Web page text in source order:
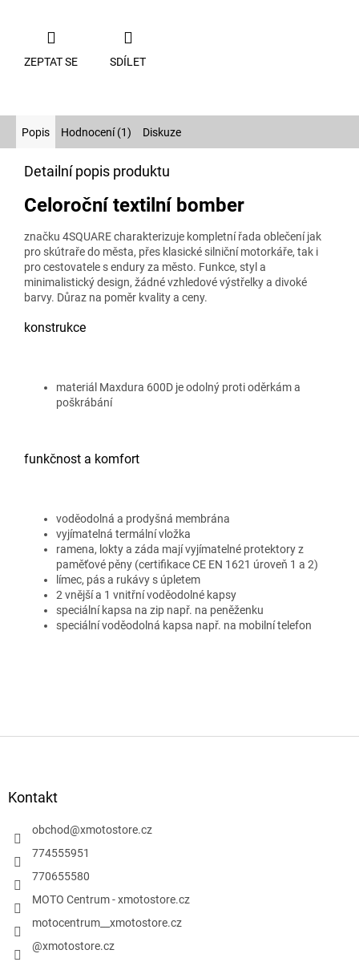
ZEPTAT SE SDÍLET
Popis Hodnocení (1) Diskuze
Detailní popis produktu
Celoroční textilní bomber
značku 4SQUARE charakterizuje kompletní řada oblečení jak
pro skútraře do města, přes klasické silniční motorkáře, tak i
pro cestovatele s endury za město. Funkce, styl a
minimalistický design, žádné vzhledové výstřelky a divoké
barvy. Důraz na poměr kvality a ceny.
konstrukce
materiál Maxdura 600D je odolný proti oděrkám a
poškrábání
funkčnost a komfort
voděodolná a prodyšná membrána
vyjímatelná termální vložka
ramena, lokty a záda mají vyjímatelné protektory z
paměťové pěny (certifikace CE EN 1621 úroveň 1 a 2)
límec, pás a rukávy s úpletem
2 vnější a 1 vnitřní voděodolné kapsy
speciální kapsa na zip např. na peněženku
speciální voděodolná kapsa např. na mobilní telefon
Kontakt
obchod@xmotostore.cz
774555951
770655580
MOTO Centrum - xmotostore.cz
motocentrum__xmotostore.cz
@xmotostore.cz